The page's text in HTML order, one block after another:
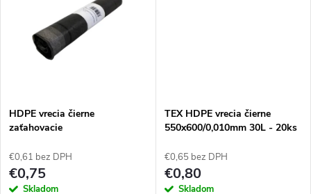
o
v
v
HDPE vrecia čierne
zaťahovacie
€0,61 bez DPH
€0,75
Skladom
TEX HDPE vrecia čierne
550x600/0,010mm 30L - 20ks
€0,65 bez DPH
€0,80
Skladom